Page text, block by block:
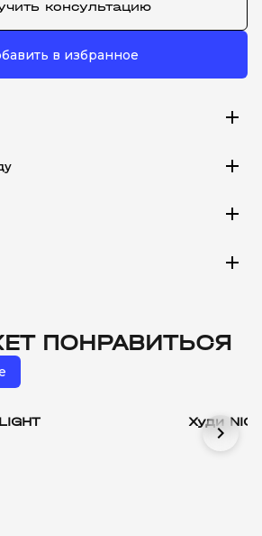
консультацию
в избранное
add
add
add
add
ПОНРАВИТЬСЯ
Худи
chevron_right